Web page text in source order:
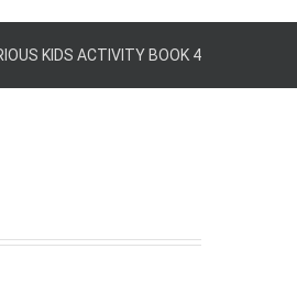
KIDS ACTIVITY BOOK 4